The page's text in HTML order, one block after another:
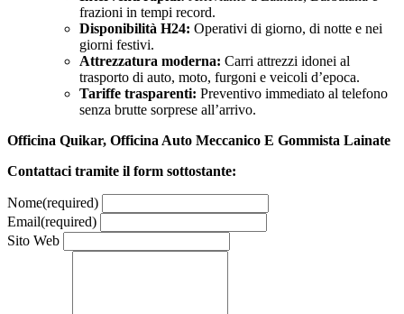
frazioni in tempi record.
Disponibilità H24: Operativi di giorno, di notte e nei
giorni festivi.
Attrezzatura moderna: Carri attrezzi idonei al
trasporto di auto, moto, furgoni e veicoli d’epoca.
Tariffe trasparenti: Preventivo immediato al telefono
senza brutte sorprese all’arrivo.
Officina Quikar, Officina Auto Meccanico E Gommista Lainate
Contattaci tramite il form sottostante:
Nome(required)
Email(required)
Sito Web